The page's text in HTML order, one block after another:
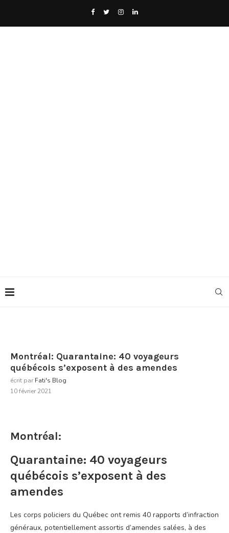
Montréal: Quarantaine: 40 voyageurs
québécois s’exposent à des amendes
écrit par Fati's Blog
10 février 2021
Montréal:
Quarantaine: 40 voyageurs
québécois s’exposent à des
amendes
Les corps policiers du Québec ont remis 40 rapports d’infraction
généraux, potentiellement assortis d’amendes salées, à des